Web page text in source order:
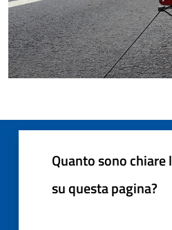
Quanto sono
su questa pagina?